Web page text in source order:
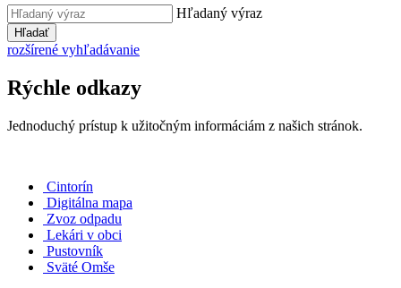
Hľadaný výraz
Hľadať
rozšírené vyhľadávanie
Rýchle odkazy
Jednoduchý prístup k užitočným informáciám z našich stránok.
Cintorín
Digitálna mapa
Zvoz odpadu
Lekári v obci
Pustovník
Sväté Omše